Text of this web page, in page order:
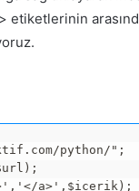
etiketlerinin
python/";